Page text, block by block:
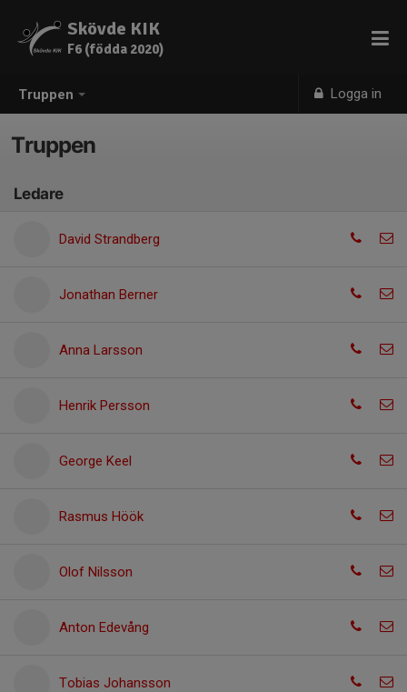
Truppen Logga in
Skövde KIK
F6 (födda 2020)
Truppen
Ledare
David Strandberg
Jonathan Berner
Anna Larsson
Henrik Persson
George Keel
Rasmus Höök
Olof Nilsson
Anton Edevång
Tobias Johansson